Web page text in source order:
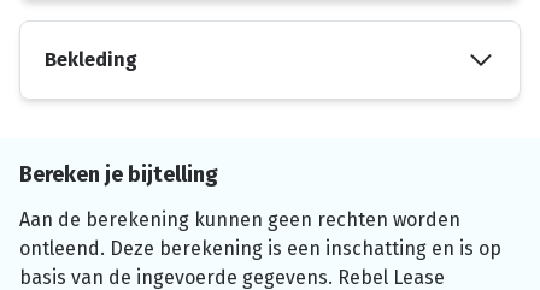
Bekleding
Bereken je bijtelling
Aan de berekening kunnen geen rechten worden
ontleend. Deze berekening is een inschatting en is op
basis van de ingevoerde gegevens. Rebel Lease